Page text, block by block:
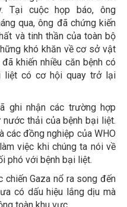
Tại cuộc họp báo, ông
qua, ông đã chứng kiến
và tinh thần của toàn bộ
khó khăn về cơ sở vật
khiến nhiều căn bệnh có
liệt có cơ hội quay trở lại
ghi nhận các trường hợp
thải của bệnh bại liệt.
các đồng nghiệp của WHO
việc khi chúng ta nói về
phó với bệnh bại liệt.
Gaza nổ ra song đến
có dấu hiệu lắng dịu mà